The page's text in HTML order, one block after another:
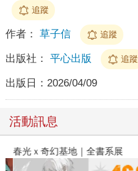
追蹤
作者： 草子信 追蹤
出版社： 平心出版 追蹤
出版日： 2026/04/09
活動訊息
春光ｘ奇幻基地｜全書系展